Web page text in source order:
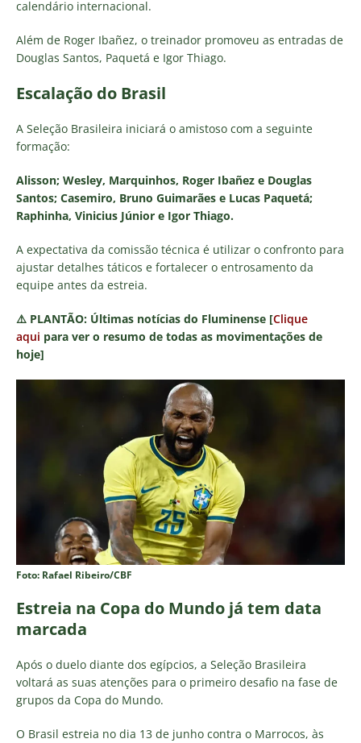
calendário internacional.
Além de Roger Ibañez, o treinador promoveu as entradas de
Douglas Santos, Paquetá e Igor Thiago.
Escalação do Brasil
A Seleção Brasileira iniciará o amistoso com a seguinte
formação:
Alisson; Wesley, Marquinhos, Roger Ibañez e Douglas
Santos; Casemiro, Bruno Guimarães e Lucas Paquetá;
Raphinha, Vinicius Júnior e Igor Thiago.
A expectativa da comissão técnica é utilizar o confronto para
ajustar detalhes táticos e fortalecer o entrosamento da
equipe antes da estreia.
⚠️ PLANTÃO: Últimas notícias do Fluminense [Clique
aqui para ver o resumo de todas as movimentações de
hoje]
Foto: Rafael Ribeiro/CBF
Estreia na Copa do Mundo já tem data
marcada
Após o duelo diante dos egípcios, a Seleção Brasileira
voltará as suas atenções para o primeiro desafio na fase de
grupos da Copa do Mundo.
O Brasil estreia no dia 13 de junho contra o Marrocos, às